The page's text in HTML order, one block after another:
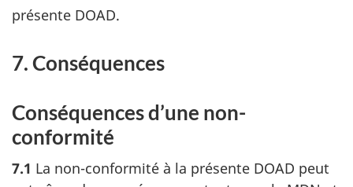
présente DOAD.
7. Conséquences
Conséquences d’une non-
conformité
7.1 La non-conformité à la présente DOAD peut